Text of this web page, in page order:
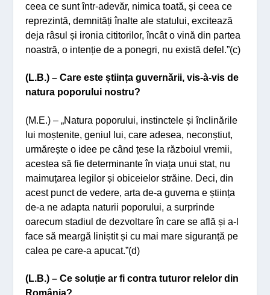
ceea ce sunt într-adevăr, nimica toată, și ceea ce
reprezintă, demnități înalte ale statului, excitează
deja râsul și ironia cititorilor, încât o vină din partea
noastră, o intenție de a ponegri, nu există defel.”(c)
(L.B.) – Care este știința guvernării, vis-à-vis de
natura poporului nostru?
(M.E.) – „Natura poporului, instinctele și înclinările
lui moștenite, geniul lui, care adesea, neconștiut,
urmărește o idee pe când țese la războiul vremii,
acestea să fie determinante în viața unui stat, nu
maimuțarea legilor și obiceielor străine. Deci, din
acest punct de vedere, arta de-a guverna e știința
de-a ne adapta naturii poporului, a surprinde
oarecum stadiul de dezvoltare în care se află și a-l
face să meargă liniștit și cu mai mare siguranță pe
calea pe care-a apucat.”(d)
(L.B.) – Ce soluție ar fi contra tuturor relelor din
România?